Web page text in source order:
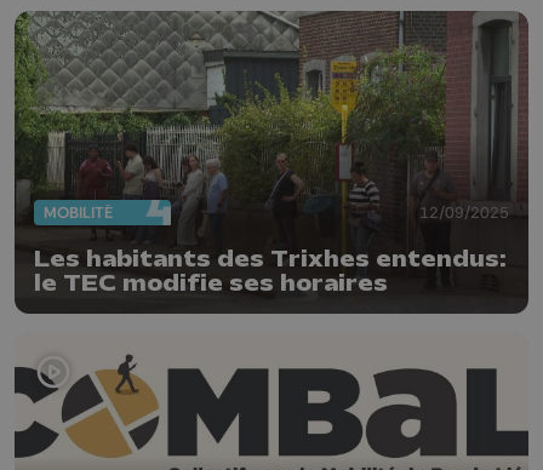
MOBILITÉ 12/09/2025
Les habitants des Trixhes entendus:
le TEC modifie ses horaires